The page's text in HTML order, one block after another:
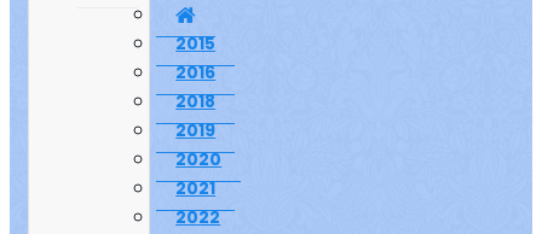
2015
2016
2018
2019
2020
2021
2022